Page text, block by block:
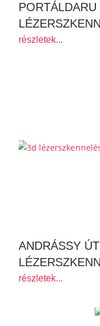
részletek...
ANDRÁSSY
részletek...